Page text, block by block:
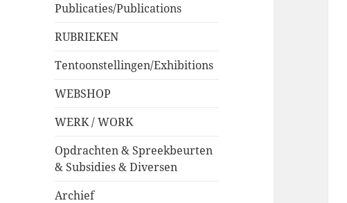
Publicaties/Publications
RUBRIEKEN
Tentoonstellingen/Exhibitions
WEBSHOP
WERK / WORK
Opdrachten & Spreekbeurten
& Subsidies & Diversen
Archief